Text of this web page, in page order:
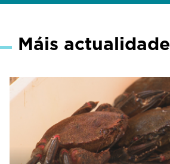
Máis actualidade